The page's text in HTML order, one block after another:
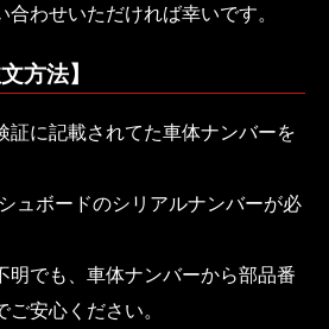
わせいただければ幸いです。
方法】
に記載されてた車体ナンバーを
ュボードのシリアルナンバーが必
明でも、車体ナンバーから部品番
安心ください。